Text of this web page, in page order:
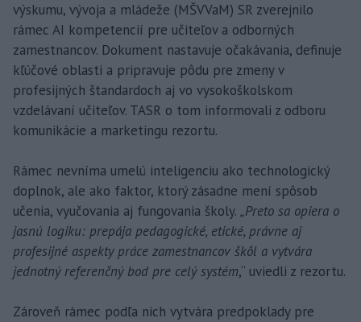
výskumu, vývoja a mládeže (MŠVVaM) SR zverejnilo
rámec AI kompetencií pre učiteľov a odborných
zamestnancov. Dokument nastavuje očakávania, definuje
kľúčové oblasti a pripravuje pôdu pre zmeny v
profesijných štandardoch aj vo vysokoškolskom
vzdelávaní učiteľov. TASR o tom informovali z odboru
komunikácie a marketingu rezortu.
Rámec nevníma umelú inteligenciu ako technologický
doplnok, ale ako faktor, ktorý zásadne mení spôsob
učenia, vyučovania aj fungovania školy. „Preto sa opiera o
jasnú logiku: prepája pedagogické, etické, právne aj
profesijné aspekty práce zamestnancov škôl a vytvára
jednotný referenčný bod pre celý systém,“ uviedli z rezortu.
Zároveň rámec podľa nich vytvára predpoklady pre